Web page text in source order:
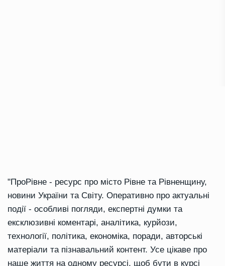
"ПроРівне - ресурс про місто Рівне та Рівненщину,
новини України та Світу. Оперативно про актуальні
події - особливі погляди, експертні думки та
ексклюзивні коментарі, аналітика, курйози,
технології, політика, економіка, поради, авторські
матеріали та пізнавальний контент. Усе цікаве про
наше життя на одному ресурсі, щоб бути в курсі